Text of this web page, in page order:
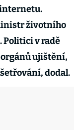
životního
Politici v radě
ujištění,
dodal.